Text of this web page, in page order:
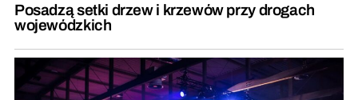
Posadzą setki drzew i krzewów przy drogach
wojewódzkich